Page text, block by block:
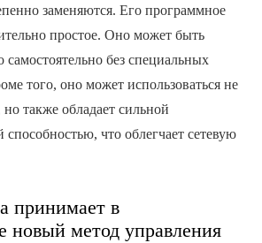
заменяются. Его программное
простое. Оно может быть
самостоятельно без специальных
того, оно может использоваться не
также обладает сильной
что облегчает сетевую
принимает в
новый метод управления